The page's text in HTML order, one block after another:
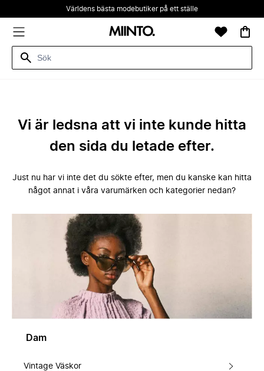
Världens bästa modebutiker på ett ställe
Vi är ledsna att vi inte kunde hitta
den sida du letade efter.
Just nu har vi inte det du sökte efter, men du kanske kan hitta
något annat i våra varumärken och kategorier nedan?
Dam
Vintage Väskor